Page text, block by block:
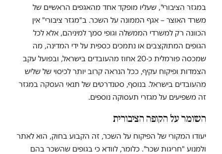
במגזר הציבורי", שעליו מופקד אחד מהאגפים הראשיים של
משרד האוצר – אגף הממונה על השכר. ב"מגזר ציבורי" אין
הכוונה רק למשרדי הממשלה וגופי סמך למיניהם, אלא לכל
הגופים המתוקצבים או נתמכים כספית על ידי המדינה, מה
שמכסה פורמלית כ-20 אחוז מהעובדים בישראל, ובפועל עקב
הצמדות ופיקוח עקיף, ככל הנראה קרוב יותר לכיסוי של שליש
מהעובדים בישראל. בנוסף, סטנדרטים של תנאי העסקה במגזר
זה משפיעים על מגזרי תעסוקה נוספים.
השומר על הקופה הציבורית
יעודו המקורי של הפיקוח על השכר, זה הקבוע בחוק, הוא לאתר
ולמנוע "חריגות שכר". כלומר, לוודא כי בגופים שהשכר בהם